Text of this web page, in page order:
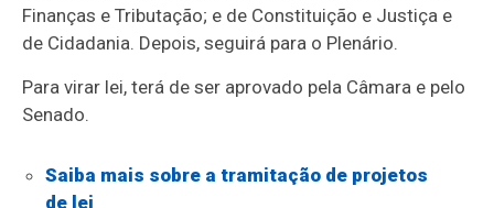
Finanças e Tributação; e de Constituição e Justiça e
de Cidadania. Depois, seguirá para o Plenário.
Para virar lei, terá de ser aprovado pela Câmara e pelo
Senado.
Saiba mais sobre a tramitação de projetos
de lei